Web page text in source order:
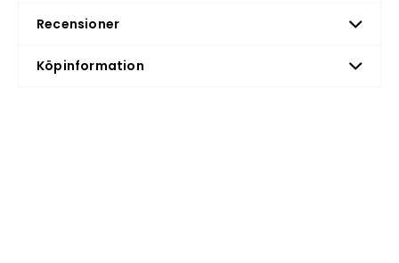
Recensioner
Köpinformation